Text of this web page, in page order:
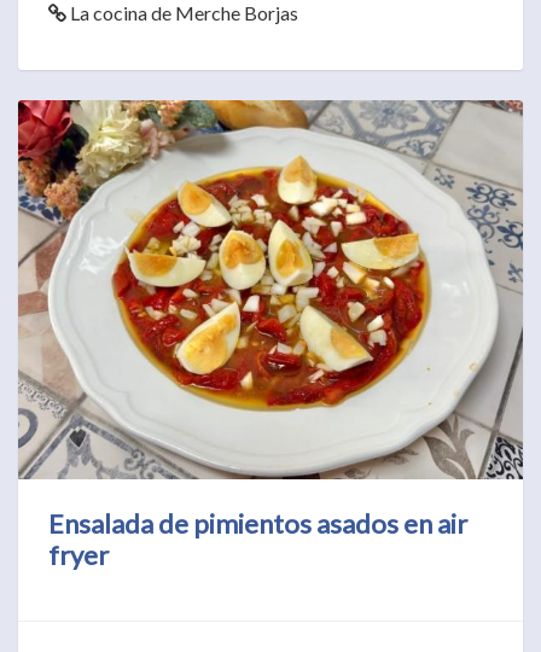
La cocina de Merche Borjas
Ensalada de pimientos asados en air
fryer